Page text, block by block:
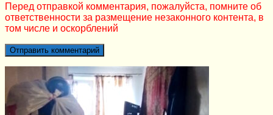
Перед отправкой комментария, пожалуйста, помните об
ответственности за размещение незаконного контента, в
том числе и оскорблений